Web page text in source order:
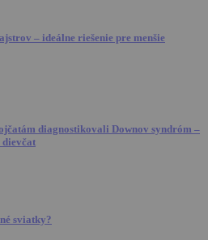
– ideálne riešenie pre menšie
diagnostikovali Downov syndróm –
dievčat
sviatky?